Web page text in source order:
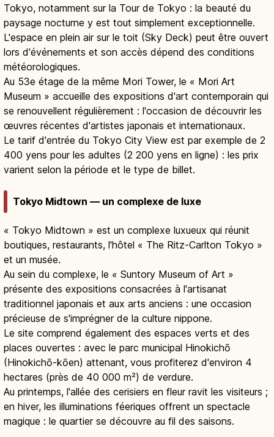
Tokyo, notamment sur la Tour de Tokyo : la beauté du
paysage nocturne y est tout simplement exceptionnelle.
L'espace en plein air sur le toit (Sky Deck) peut être ouvert
lors d'événements et son accès dépend des conditions
météorologiques.
Au 53e étage de la même Mori Tower, le « Mori Art
Museum » accueille des expositions d'art contemporain qui
se renouvellent régulièrement : l'occasion de découvrir les
œuvres récentes d'artistes japonais et internationaux.
Le tarif d'entrée du Tokyo City View est par exemple de 2
400 yens pour les adultes (2 200 yens en ligne) : les prix
varient selon la période et le type de billet.
Tokyo Midtown — un complexe de luxe
« Tokyo Midtown » est un complexe luxueux qui réunit
boutiques, restaurants, l'hôtel « The Ritz-Carlton Tokyo »
et un musée.
Au sein du complexe, le « Suntory Museum of Art »
présente des expositions consacrées à l'artisanat
traditionnel japonais et aux arts anciens : une occasion
précieuse de s'imprégner de la culture nippone.
Le site comprend également des espaces verts et des
places ouvertes : avec le parc municipal Hinokichō
(Hinokichō-kōen) attenant, vous profiterez d'environ 4
hectares (près de 40 000 m²) de verdure.
Au printemps, l'allée des cerisiers en fleur ravit les visiteurs ;
en hiver, les illuminations féeriques offrent un spectacle
magique : le quartier se découvre au fil des saisons.